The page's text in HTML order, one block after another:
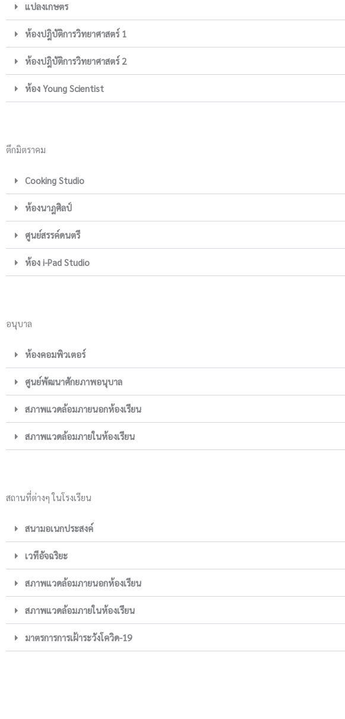
แปลงเกษตร
ห้องปฎิบัติการวิทยาศาสตร์ 1
ห้องปฎิบัติการวิทยาศาสตร์ 2
ห้อง Young Scientist
ตึกมิตราคม
Cooking Studio
ห้องนาฎศิลป์
ศูนย์สรรค์ดนตรี
ห้อง i-Pad Studio
อนุบาล
ห้องคอมพิวเตอร์
ศูนย์พัฒนาศักยภาพอนุบาล
สภาพแวดล้อมภายนอกห้องเรียน
สภาพแวดล้อมภายในห้องเรียน
สถานที่ต่างๆ ในโรงเรียน
สนามอเนกประสงค์
เวทีอัจฉริยะ
สภาพแวดล้อมภายนอกห้องเรียน
สภาพแวดล้อมภายในห้องเรียน
มาตรการการเฝ้าระวังโควิด-19